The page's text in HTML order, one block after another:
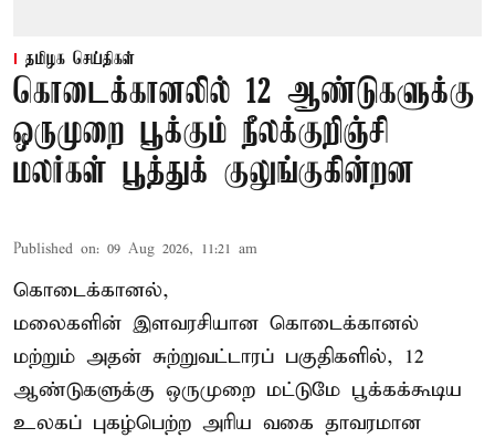
தமிழக செய்திகள்
கொடைக்கானலில் 12 ஆண்டுகளுக்கு
ஒருமுறை பூக்கும் நீலக்குறிஞ்சி
மலர்கள் பூத்துக் குலுங்குகின்றன
Published on: 09 Aug 2026, 11:21 am
கொடைக்கானல்,
மலைகளின் இளவரசியான கொடைக்கானல்
மற்றும் அதன் சுற்றுவட்டாரப் பகுதிகளில், 12
ஆண்டுகளுக்கு ஒருமுறை மட்டுமே பூக்கக்கூடிய
உலகப் புகழ்பெற்ற அரிய வகை தாவரமான